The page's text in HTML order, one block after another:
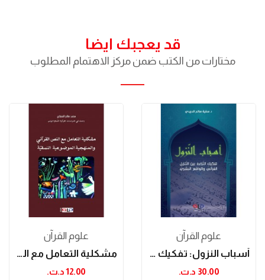
قد يعجبك ايضا
مختارات من الكتب ضمن مركز الاهتمام المطلوب
علوم القرآن
مشكلية التعامل مع النص القرآني والمنهجية...
12.00 د.ت.‏
علوم القرآن
أسباب النزول: تفكيك الترابط بين التنزيل القرآني...
30.00 د.ت.‏